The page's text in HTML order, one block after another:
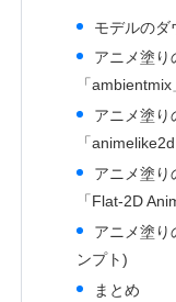
モデルのダ
アニメ塗り
「ambientmix
アニメ塗り
「animelike2d
アニメ塗り
「Flat-2D
アニメ塗り
ンプト)
まとめ